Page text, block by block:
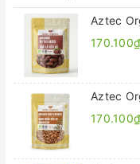
Aztec
170.100₫
Aztec
170.100₫